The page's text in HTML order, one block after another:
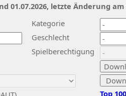
Kategorie
Geschlecht
Spielberechtigung
Top 100
01.07.2026, letzte Änderung